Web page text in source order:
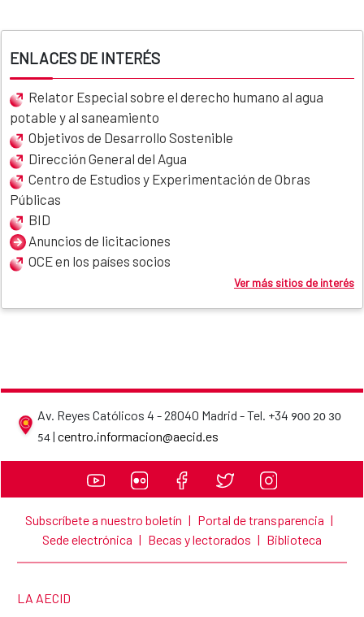
ENLACES DE INTERÉS
Relator Especial sobre el derecho humano al agua
potable y al saneamiento
Objetivos de Desarrollo Sostenible
Dirección General del Agua
Centro de Estudios y Experimentación de Obras
Públicas
BID
Anuncios de licitaciones
OCE en los países socios
Ver más sitios de interés
Av. Reyes Católicos 4 - 28040 Madrid - Tel. +34 900 20 30
54 | centro.informacion@aecid.esAECID contact details
Subscríbete a nuestro boletín | Portal de transparencia |
Sede electrónica | Becas y lectorados | Biblioteca
LINK TO THE WEBSITE:
LA AECID